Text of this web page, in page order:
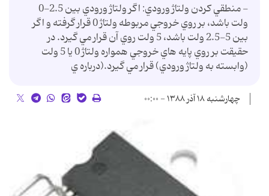
- منطقي کردن ولتاژ ورودي: اگر ولتاژ ورودي بين 2.5-0
ولت باشد، بر روي خروجي مربوطه ولتاژ 0 قرار گرفته و اگر
بين 5-2.5 ولت باشد، 5 ولت روي آن قرار مي گيرد. در
حقيقت بر روي پايه هاي خروجي همواره ولتاژ 0 يا 5 ولت
(وابسته به ولتاژ ورودي) قرار مي گيرد.(درباره ي
چهارشنبه ۱۸ آذر ۱۳۸۸ - ۰۰:۰۰